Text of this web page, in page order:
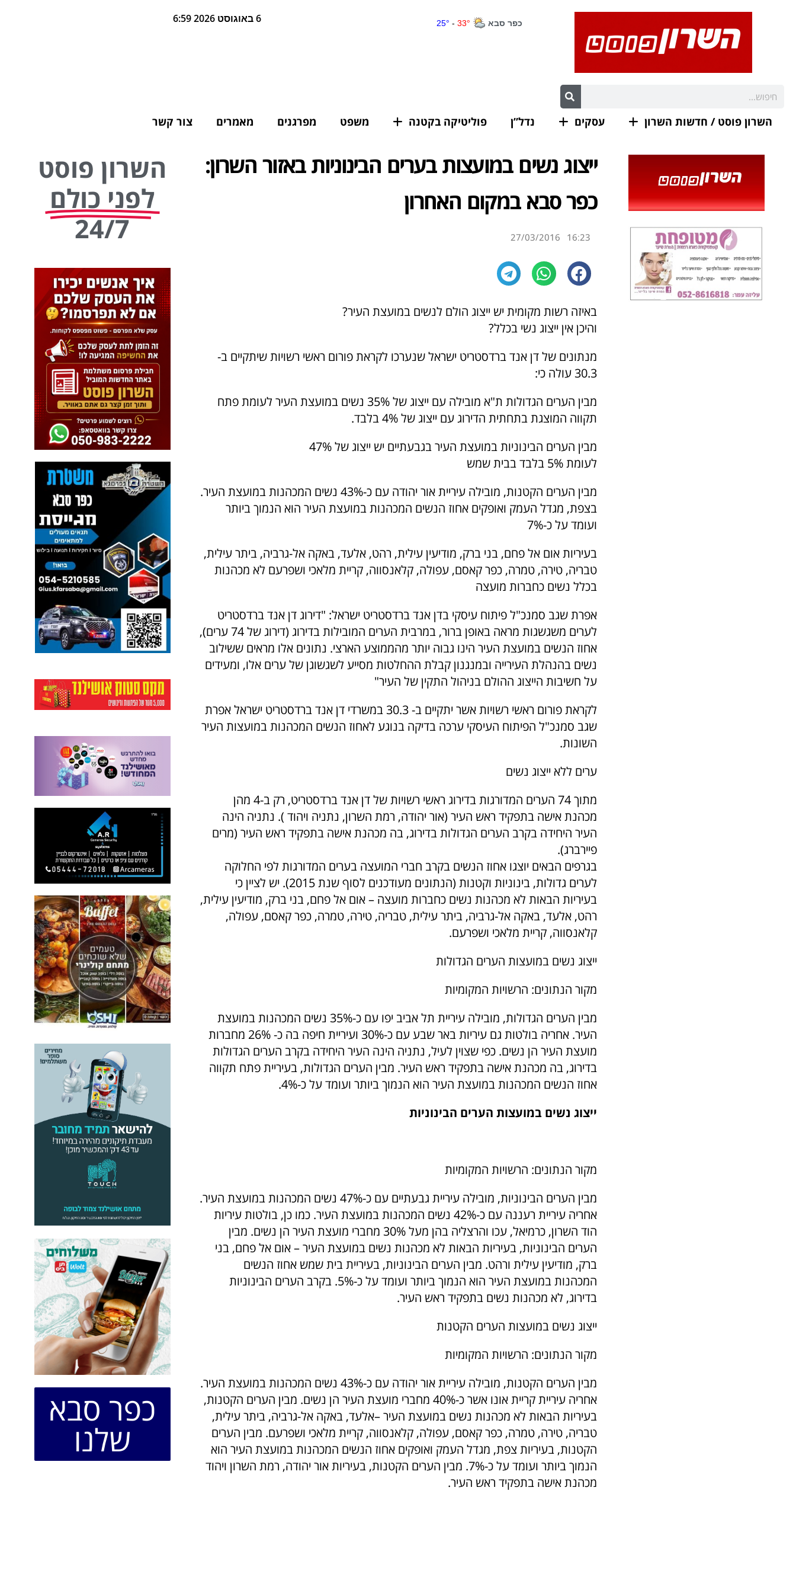
6 באוגוסט 2026 6:59
השרון פוסט / חדשות השרון עסקים נדל”ן פוליטיקה בקטנה משפט מפרגנים מאמרים צור קשר
ייצוג נשים במועצות בערים הבינוניות באזור השרון:
כפר סבא במקום האחרון
16:23
27/03/2016
באיזה רשות מקומית יש ייצוג הולם לנשים במועצת העיר?
והיכן אין ייצוג נשי בכלל?
מנתונים של דן אנד ברדסטריט ישראל שנערכו לקראת פורום ראשי רשויות שיתקיים ב-
30.3 עולה כי:
מבין הערים הגדולות ת"א מובילה עם ייצוג של 35% נשים במועצת העיר לעומת פתח
תקווה המוצגת בתחתית הדירוג עם ייצוג של 4% בלבד.
מבין הערים הבינוניות במועצת העיר בגבעתיים יש ייצוג של 47%
לעומת 5% בלבד בבית שמש
מבין הערים הקטנות, מובילה עיריית אור יהודה עם כ-43% נשים המכהנות במועצת העיר.
בצפת, מגדל העמק ואופקים אחוז הנשים המכהנות במועצת העיר הוא הנמוך ביותר
ועומד על כ-7%
בעיריות אום אל פחם, בני ברק, מודיעין עילית, רהט, אלעד, באקה אל-גרביה, ביתר עילית,
טבריה, טירה, טמרה, כפר קאסם, עפולה, קלאנסווה, קריית מלאכי ושפרעם לא מכהנות
בכלל נשים כחברות מועצה
אפרת שגב סמנכ"ל פיתוח עיסקי בדן אנד ברדסטריט ישראל: "דירוג דן אנד ברדסטריט
לערים משגשגות מראה באופן ברור, במרבית הערים המובילות בדירוג (דירוג של 74 ערים),
אחוז הנשים במועצת העיר הינו גבוה יותר מהממוצע הארצי. נתונים אלו מראים ששילוב
נשים בהנהלת העירייה ובמנגנון קבלת ההחלטות מסייע לשגשוגן של ערים אלו, ומעידים
על חשיבות הייצוג ההולם בניהול התקין של העיר"
לקראת פורום ראשי רשויות אשר יתקיים ב- 30.3 במשרדי דן אנד ברדסטריט ישראל אפרת
שגב סמנכ"ל הפיתוח העיסקי ערכה בדיקה בנוגע לאחוז הנשים המכהנות במועצות העיר
השונות.
ערים ללא ייצוג נשים
מתוך 74 הערים המדורגות בדירוג ראשי רשויות של דן אנד ברדסטריט, רק ב-4 מהן
מכהנת אישה בתפקיד ראש העיר (אור יהודה, רמת השרון, נתניה ויהוד ). נתניה הינה
העיר היחידה בקרב הערים הגדולות בדירוג, בה מכהנת אישה בתפקיד ראש העיר (מרים
פיירברג).
בגרפים הבאים יוצגו אחוז הנשים בקרב חברי המועצה בערים המדורגות לפי החלוקה
לערים גדולות, בינוניות וקטנות (הנתונים מעודכנים לסוף שנת 2015). יש לציין כי
בעיריות הבאות לא מכהנות נשים כחברות מועצה – אום אל פחם, בני ברק, מודיעין עילית,
רהט, אלעד, באקה אל-גרביה, ביתר עילית, טבריה, טירה, טמרה, כפר קאסם, עפולה,
קלאנסווה, קריית מלאכי ושפרעם.
ייצוג נשים במועצות הערים הגדולות
מקור הנתונים: הרשויות המקומיות
מבין הערים הגדולות, מובילה עיריית תל אביב יפו עם כ-35% נשים המכהנות במועצת
העיר. אחריה בולטות גם עיריות באר שבע עם כ-30% ועיריית חיפה בה כ- 26% מחברות
מועצת העיר הן נשים. כפי שצוין לעיל, נתניה הינה העיר היחידה בקרב הערים הגדולות
בדירוג, בה מכהנת אישה בתפקיד ראש העיר. מבין הערים הגדולות, בעיריית פתח תקווה
אחוז הנשים המכהנות במועצת העיר הוא הנמוך ביותר ועומד על כ-4%.
ייצוג נשים במועצות הערים הבינוניות
מקור הנתונים: הרשויות המקומיות
מבין הערים הבינוניות, מובילה עיריית גבעתיים עם כ-47% נשים המכהנות במועצת העיר.
אחריה עיריית רעננה עם כ-42% נשים המכהנות במועצת העיר. כמו כן, בולטות עיריות
הוד השרון, כרמיאל, עכו והרצליה בהן מעל 30% מחברי מועצת העיר הן נשים. מבין
הערים הבינוניות, בעיריות הבאות לא מכהנות נשים במועצת העיר – אום אל פחם, בני
ברק, מודיעין עילית ורהט. מבין הערים הבינוניות, בעיריית בית שמש אחוז הנשים
המכהנות במועצת העיר הוא הנמוך ביותר ועומד על כ-5%. בקרב הערים הבינוניות
בדירוג, לא מכהנות נשים בתפקיד ראש העיר.
ייצוג נשים במועצות הערים הקטנות
מקור הנתונים: הרשויות המקומיות
מבין הערים הקטנות, מובילה עיריית אור יהודה עם כ-43% נשים המכהנות במועצת העיר.
אחריה עיריית קריית אונו אשר כ-40% מחברי מועצת העיר הן נשים. מבין הערים הקטנות,
בעיריות הבאות לא מכהנות נשים במועצת העיר –אלעד, באקה אל-גרביה, ביתר עילית,
טבריה, טירה, טמרה, כפר קאסם, עפולה, קלאנסווה, קריית מלאכי ושפרעם. מבין הערים
הקטנות, בעיריות צפת, מגדל העמק ואופקים אחוז הנשים המכהנות במועצת העיר הוא
הנמוך ביותר ועומד על כ-7%. מבין הערים הקטנות, בעיריות אור יהודה, רמת השרון ויהוד
מכהנת אישה בתפקיד ראש העיר.
השרון פוסט
לפני כולם
24/7
כפר סבא
שלנו